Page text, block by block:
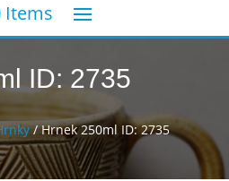
Items
ID: 2735
/ Hrnek 250ml ID: 2735